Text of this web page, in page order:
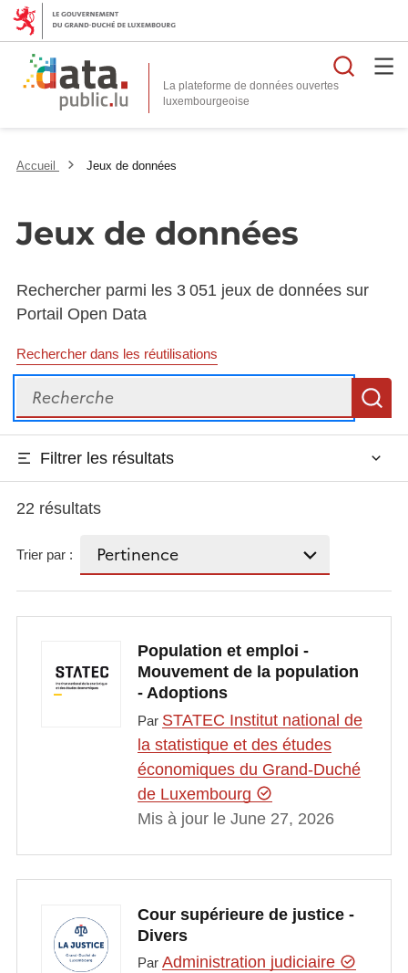
La plateforme de données ouvertes
Accueil Jeux de données
Jeux de données
Rechercher parmi les 3 051 jeux de données sur
Portail Open Data
Rechercher dans les réutilisations
Recherche
Filtrer les résultats
22 résultats
Trier par :
Population et emploi -
Mouvement de la population
- Adoptions
Par STATEC Institut national de
la statistique et des études
économiques du Grand-Duché
de Luxembourg
Mis à jour le June 27, 2026
Cour supérieure de justice -
Divers
Par Administration judiciaire